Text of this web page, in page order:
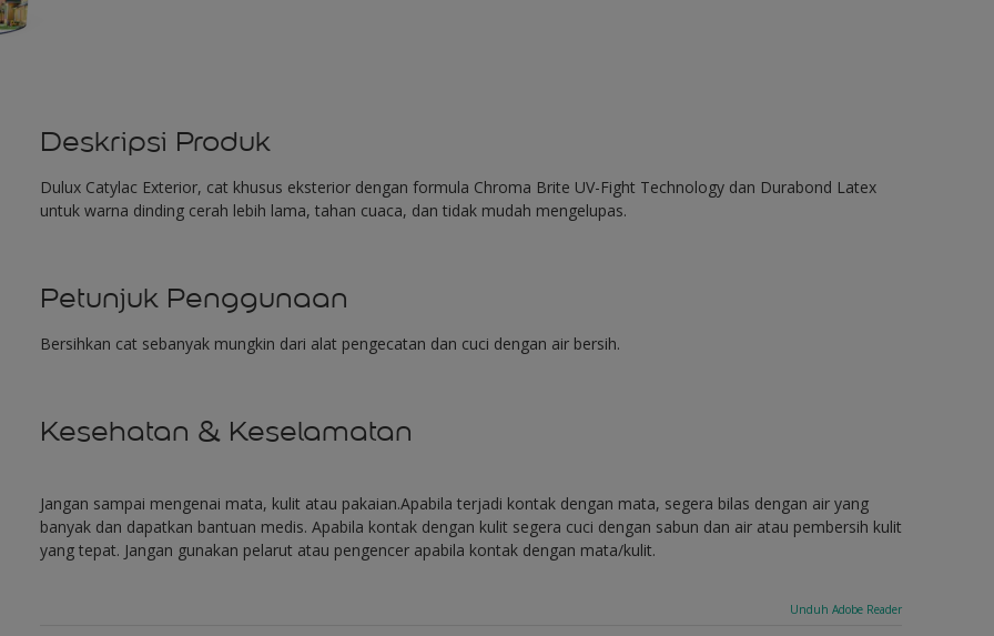
Deskripsi Produk
Dulux Catylac Exterior, cat khusus eksterior dengan formula Chroma Brite UV-Fight Technology dan Durabond Latex
untuk warna dinding cerah lebih lama, tahan cuaca, dan tidak mudah mengelupas.
Petunjuk Penggunaan
Bersihkan cat sebanyak mungkin dari alat pengecatan dan cuci dengan air bersih.
Kesehatan & Keselamatan
Jangan sampai mengenai mata, kulit atau pakaian.Apabila terjadi kontak dengan mata, segera bilas dengan air yang
banyak dan dapatkan bantuan medis. Apabila kontak dengan kulit segera cuci dengan sabun dan air atau pembersih kulit
yang tepat. Jangan gunakan pelarut atau pengencer apabila kontak dengan mata/kulit.
Unduh Adobe Reader